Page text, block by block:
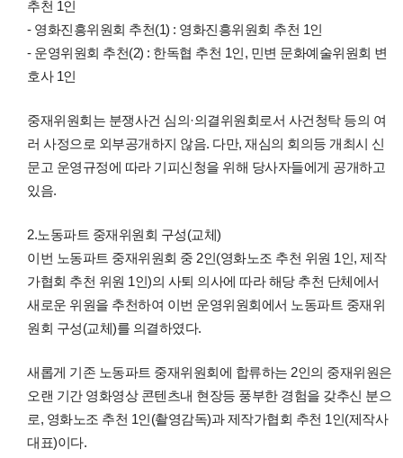
추천 1인
- 영화진흥위원회 추천(1) : 영화진흥위원회 추천 1인
- 운영위원회 추천(2) : 한독협 추천 1인, 민변 문화예술위원회 변
호사 1인
중재위원회는 분쟁사건 심의·의결위원회로서 사건청탁 등의 여
러 사정으로 외부공개하지 않음. 다만, 재심의 회의등 개최시 신
문고 운영규정에 따라 기피신청을 위해 당사자들에게 공개하고
있음.
2.노동파트 중재위원회 구성(교체)
이번 노동파트 중재위원회 중 2인(영화노조 추천 위원 1인, 제작
가협회 추천 위원 1인)의 사퇴 의사에 따라 해당 추천 단체에서
새로운 위원을 추천하여 이번 운영위원회에서 노동파트 중재위
원회 구성(교체)를 의결하였다.
새롭게 기존 노동파트 중재위원회에 합류하는 2인의 중재위원은
오랜 기간 영화영상 콘텐츠내 현장등 풍부한 경험을 갖추신 분으
로, 영화노조 추천 1인(촬영감독)과 제작가협회 추천 1인(제작사
대표)이다.